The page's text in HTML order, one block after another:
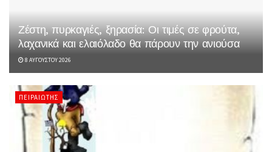
Ζέστη, πυρκαγιές, ξηρασία: Οι τιμές σε φρούτα,
λαχανικά και ελαιόλαδο θα πάρουν την ανιούσα
8 ΑΥΓΟΎΣΤΟΥ 2026
ΠΕΙΡΑΙΏΤΗΣ